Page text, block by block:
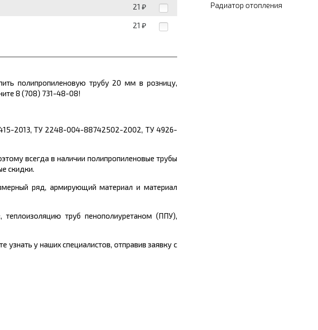
21 ₽
21 ₽
полипропиленовую трубу 20 мм в розницу,
8 (708) 731-48-08!
2013, ТУ 2248-004-88742502-2002, ТУ 4926-
всегда в наличии полипропиленовые трубы
скидки.
ряд, армирующий материал и материал
труб пенополиуретаном (ППУ),
у наших специалистов, отправив заявку с
Радиатор отопления